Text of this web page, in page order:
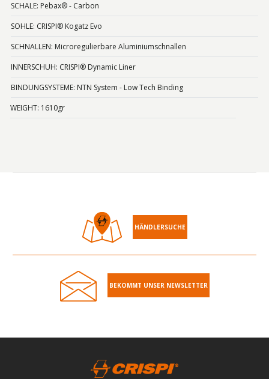
SCHALE: Pebax® - Carbon
SOHLE: CRISPI® Kogatz Evo
SCHNALLEN: Microregulierbare Aluminiumschnallen
INNERSCHUH: CRISPI® Dynamic Liner
BINDUNGSYSTEME: NTN System - Low Tech Binding
WEIGHT: 1610gr
HÄNDLERSUCHE
BEKOMMT UNSER NEWSLETTER